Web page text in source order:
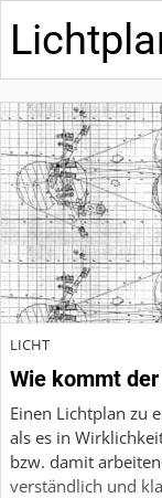
LICHT
Wie kommt
Einen Lichtplan zu
als es in
bzw. damit
verständlich und